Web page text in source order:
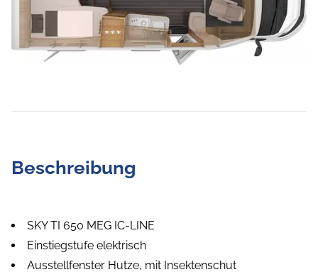
Beschreibung
SKY TI 650 MEG IC-LINE
Einstiegstufe elektrisch
Ausstellfenster Hutze, mit Insektenschut